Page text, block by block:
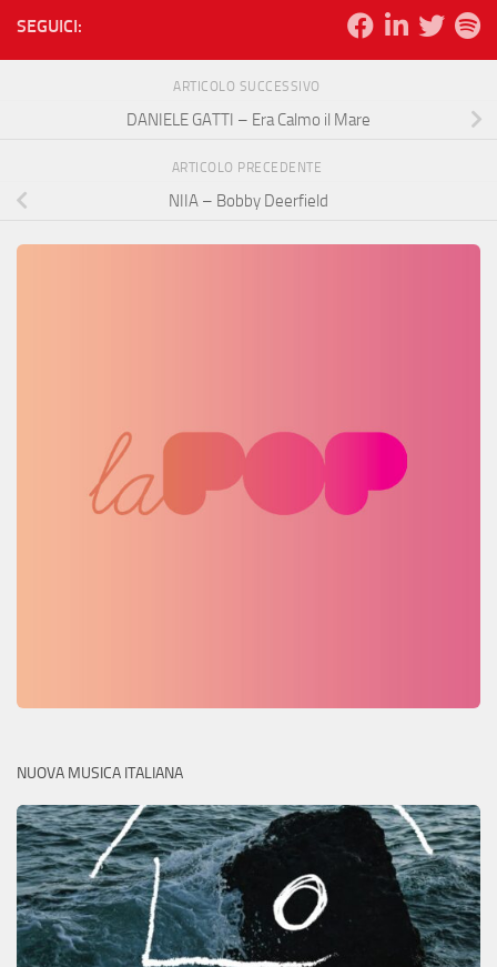
SEGUICI:
ARTICOLO SUCCESSIVO
DANIELE GATTI – Era Calmo il Mare
ARTICOLO PRECEDENTE
NIIA – Bobby Deerfield
NUOVA MUSICA ITALIANA